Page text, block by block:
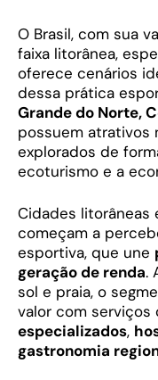
O Brasil, com sua
faixa litorânea,
oferece cenários
dessa prática
Grande do Norte,
possuem atrativos
explorados de
ecoturismo e a
Cidades litorâneas
começam a
esportiva, que une
geração de renda.
sol e praia, o
valor com serviços
especializados,
gastronomia